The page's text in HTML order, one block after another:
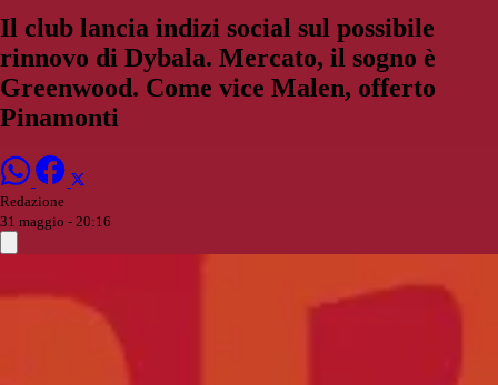
Il club lancia indizi social sul possibile
rinnovo di Dybala. Mercato, il sogno è
Greenwood. Come vice Malen, offerto
Pinamonti
Redazione
31 maggio - 20:16